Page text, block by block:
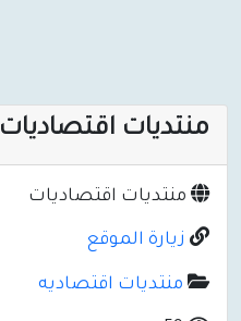
منتديات اقتصاديات
منتديات اقتصاديات
زيارة الموقع
منتديات اقتصاديه